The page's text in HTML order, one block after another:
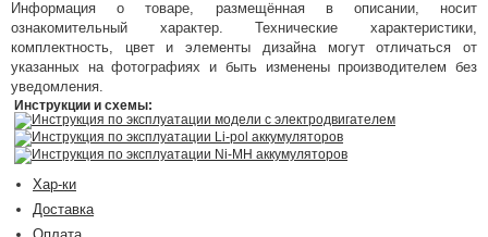
Информация о товаре, размещённая в описании, носит
ознакомительный характер. Технические характеристики,
комплектность, цвет и элементы дизайна могут отличаться от
указанных на фотографиях и быть изменены производителем без
уведомления.
Инструкции и схемы:
Инструкция по эксплуатации модели с электродвигателем
Инструкция по эксплуатации Li-pol аккумуляторов
Инструкция по эксплуатации Ni-MH аккумуляторов
Хар-ки
Доставка